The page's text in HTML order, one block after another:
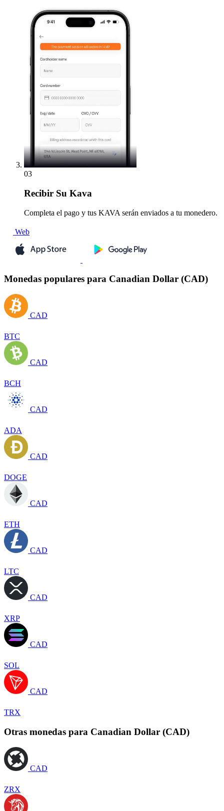
03
Recibir Su Kava
Completa el pago y tus KAVA serán enviados a tu monedero.
Web
Monedas populares para Canadian Dollar (CAD)
CAD
BTC
CAD
BCH
CAD
ADA
CAD
DOGE
CAD
ETH
CAD
LTC
CAD
XRP
CAD
SOL
CAD
TRX
Otras monedas para Canadian Dollar (CAD)
CAD
ZRX